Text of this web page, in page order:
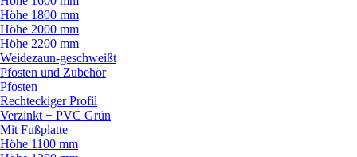
Höhe 1800 mm
Höhe 2000 mm
Höhe 2200 mm
Weidezaun-geschweißt
Pfosten und Zubehör
Pfosten
Rechteckiger Profil
Verzinkt + PVC Grün
Mit Fußplatte
Höhe 1100 mm